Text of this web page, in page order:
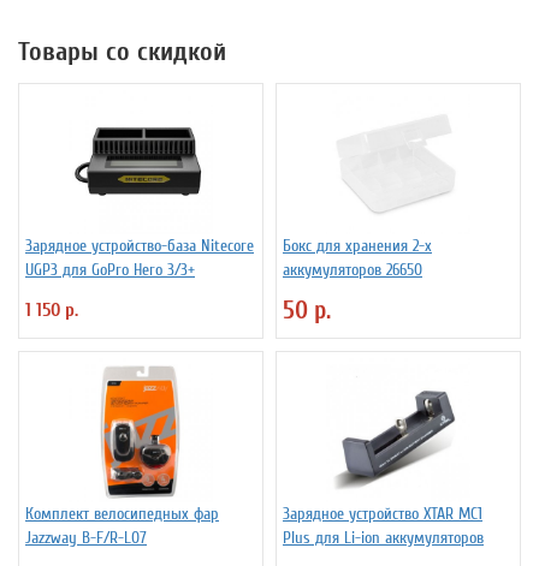
Товары со скидкой
Зарядное устройство-база Nitecore
UGP3 для GoPro Hero 3/3+
1 150 р.
Бокс для хранения 2-х
аккумуляторов 26650
50 р.
Комплект велосипедных фар
Jazzway B-F/R-L07
Зарядное устройство XTAR MC1
Plus для Li-ion аккумуляторов